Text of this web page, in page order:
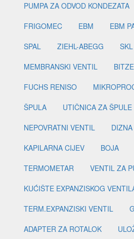
PUMPA ZA ODVOD KONDEZATA
FRIGOMEC
EBM EBM
SPAL
ZIEHL-ABEGG SKL
MEMBRANSKI VENTIL
FUCHS RENISO
ŠPULA
UTIČNICA ZA ŠPULE
NEPOVRATNI VENTIL
DIZNA
KAPILARNA CIJEV
BOJA
TERMOMETAR
VENTIL ZA
KUĆIŠTE EXPANZISKOG
TERM.EXPANZISKI VENTIL
ADAPTER ZA ROTALOK